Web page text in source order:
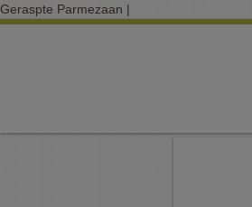
Geraspte Parmezaan |